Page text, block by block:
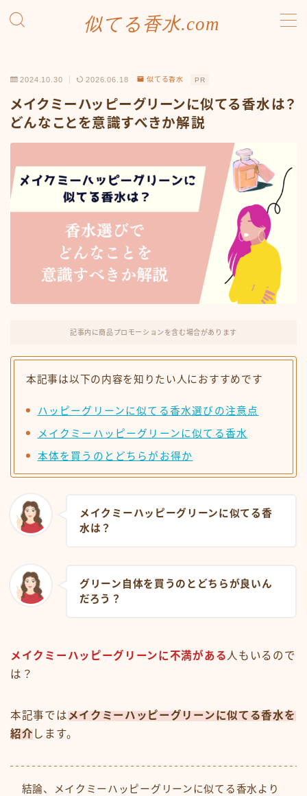
似てる香水.com
お問い合わせ
プライバシーポリシー
利用規約／特定商取引法に基づく表記
有料記事の決済完了ページ
2024.10.30 2026.06.18 似てる香水 PR
メイクミーハッピーグリーンに似てる香水は？
どんなことを意識すべきか解説
記事内に商品プロモーションを含む場合があります
本記事は以下の内容を知りたい人におすすめです
ハッピーグリーンに似てる香水選びの注意点
メイクミーハッピーグリーンに似てる香水
本体を買うのとどちらがお得か
メイクミーハッピーグリーンに似てる香
水は？
グリーン自体を買うのとどちらが良いん
だろう？
メイクミーハッピーグリーンに不満がある 人もいるので
は？
本記事では メイクミーハッピーグリーンに似てる香水を
紹介 します。
結論、メイクミーハッピーグリーンに似てる香水より